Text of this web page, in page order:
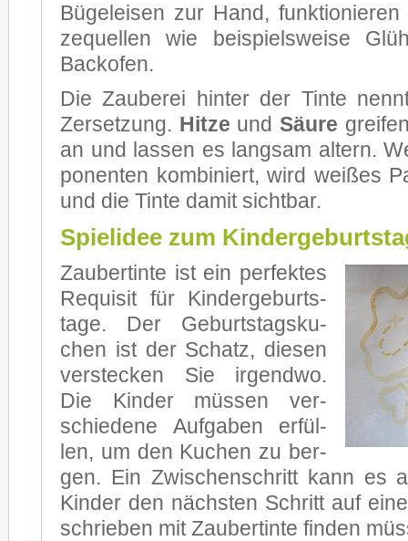
Bü­gel­eisen zur Hand,
ze­quel­len wie bei­spiels­wei­se
Back­ofen.
Die Zau­be­rei hin­ter der Tin­te
Zer­set­zung. Hit­ze und Säu­re
an und las­sen es lang­sam al­tern.
po­nen­ten kom­bi­niert, wird wei­ßes
und die Tin­te da­mit sicht­bar.
Spielidee zum
Zau­ber­tin­te ist ein per­fek­tes
Re­qui­sit für Kin­der­ge­burts­
ta­ge. Der Ge­burts­tags­ku­
chen ist der Schatz, die­sen
ver­ste­cken Sie ir­gend­wo.
Die Kin­der müs­sen ver­
schie­de­ne Auf­ga­ben er­fül­
len, um den Ku­chen zu ber­
gen. Ein Zwi­schen­schritt kann es
Kin­der den nächs­ten Schritt auf
schrie­ben mit Zau­ber­tin­te fin­den